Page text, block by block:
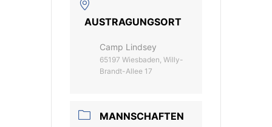
AUSTRAGUNGSORT
Camp Lindsey
65197 Wiesbaden, Willy-
Brandt-Allee 17
MANNSCHAFTEN